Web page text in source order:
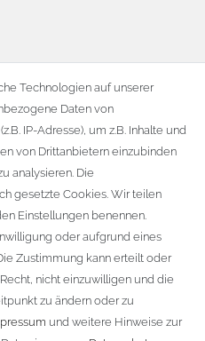
Technologien auf unserer
Daten von
IP-Adresse), um z.B. Inhalte und
von Drittanbietern einzubinden
analysieren. Die
gesetzte Cookies. Wir teilen
Einstellungen benennen.
oder aufgrund eines
Zustimmung kann erteilt oder
nicht einzuwilligen und die
zu ändern oder zu
und weitere Hinweise zur